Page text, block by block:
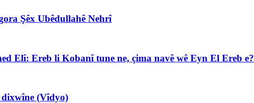
Şêx Ubêdullahê Nehrî
Elî: Ereb li Kobanî tune ne, çima navê wê Eyn El Ereb e?
dixwîne (Vîdyo)